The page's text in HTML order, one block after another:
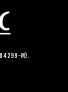
M).